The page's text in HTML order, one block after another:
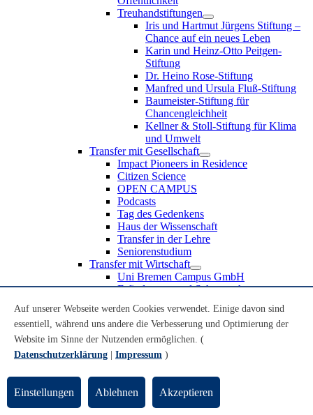
Treuhandstiftungen
Iris und Hartmut Jürgens Stiftung –
Chance auf ein neues Leben
Karin und Heinz-Otto Peitgen-
Stiftung
Dr. Heino Rose-Stiftung
Manfred und Ursula Fluß-Stiftung
Baumeister-Stiftung für
Chancengleichheit
Kellner & Stoll-Stiftung für Klima
und Umwelt
Transfer mit Gesellschaft
Impact Pioneers in Residence
Citizen Science
OPEN CAMPUS
Podcasts
Tag des Gedenkens
Haus der Wissenschaft
Transfer in der Lehre
Seniorenstudium
Transfer mit Wirtschaft
Uni Bremen Campus GmbH
Erfindungen und Schutzrechte
Recruiting an der Universität Bremen
Weiterbildung an der Universität Bremen
Transfer mit Schule
Schülerinnen und Schüler
Schulklassen
Lehrkräfte
Gründungsunterstützung
Auf unserer Webseite werden Cookies verwendet. Einige davon sind
essentiell, während uns andere die Verbesserung und Optimierung der
Website im Sinne der Nutzenden ermöglichen. (
Datenschutzerklärung
Impressum )
Einstellungen Ablehnen Akzeptieren